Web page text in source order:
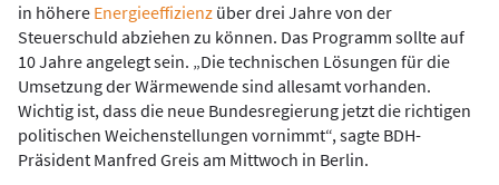
in höhere Energieeffizienz über drei Jahre von der
Steuerschuld abziehen zu können. Das Programm sollte auf
10 Jahre angelegt sein. „Die technischen Lösungen für die
Umsetzung der Wärmewende sind allesamt vorhanden.
Wichtig ist, dass die neue Bundesregierung jetzt die richtigen
politischen Weichenstellungen vornimmt“, sagte BDH-
Präsident Manfred Greis am Mittwoch in Berlin.